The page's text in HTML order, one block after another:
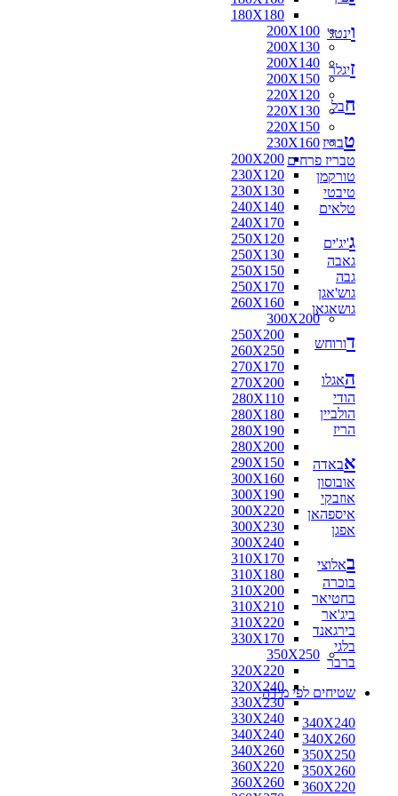
180X180
200X100
200X130
200X140
200X150
220X120
220X130
220X150
230X160
200X200
230X120
230X130
240X140
240X170
250X120
250X130
250X150
250X170
260X160
300X200
250X200
260X250
270X170
270X200
280X110
280X180
280X190
280X200
290X150
300X160
300X190
300X220
300X230
300X240
310X170
310X180
310X200
310X210
310X220
330X170
350X250
320X220
320X240
330X230
330X240
340X240
340X260
360X220
360X260
וינטג'
זיגלר
חבל
טבריז
טבריז פרחים
טורקמן
טיבטי
טלאים
ג'יג'ים
גאבה
גבה
גוש'אגן
גושאגאן
דורוחש
האגלו
הודי
הולביין
הריז
אבאדה
אובוסון
אוזבקי
איספהאן
אפגן
באלוצי
בוכרה
בחטיאר
ביג'אר
בירגאנד
בלגי
ברבר
שטיחים לפי מידה
340X240
340X260
350X250
350X260
360X220